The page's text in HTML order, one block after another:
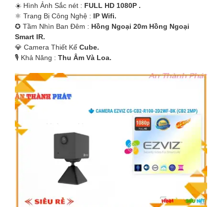
☀️ Hình Ảnh Sắc nét : FULL HD 1080P .
⚛️ Trang Bị Công Nghệ : IP Wifi.
✪ Tầm Nhìn Ban Đêm : Hồng Ngoại 20m Hồng Ngoại
Smart IR.
💎 Camera Thiết Kế Cube.
️🎙 Khả Năng : Thu Âm Và Loa.